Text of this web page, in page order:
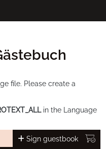
file. Please create a
in the Language
Sign guestbook